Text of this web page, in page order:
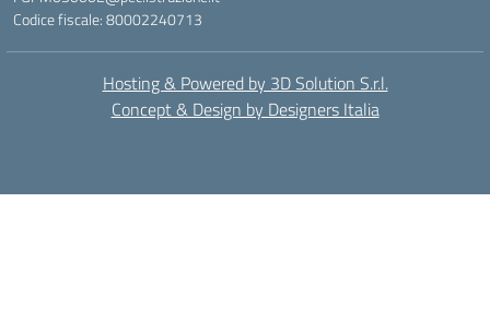
Codice fiscale: 80002240713
Hosting & Powered by 3D Solution S.r.l.
Concept & Design by Designers Italia